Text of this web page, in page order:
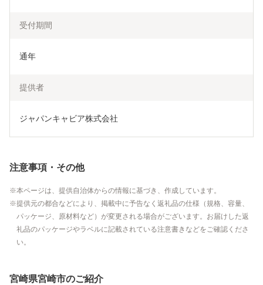
受付期間
通年
提供者
ジャパンキャビア株式会社
注意事項・その他
本ページは、提供自治体からの情報に基づき、作成しています。
提供元の都合などにより、掲載中に予告なく返礼品の仕様（規格、容量、
パッケージ、原材料など）が変更される場合がございます。お届けした返
礼品のパッケージやラベルに記載されている注意書きなどをご確認くださ
い。
宮崎県宮崎市のご紹介